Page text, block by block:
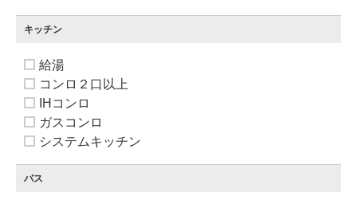
キッチン
給湯
コンロ２口以上
IHコンロ
ガスコンロ
システムキッチン
バス